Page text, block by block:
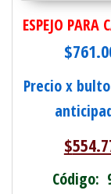
ESPEJO PARA
$
Precio x
$
Código: